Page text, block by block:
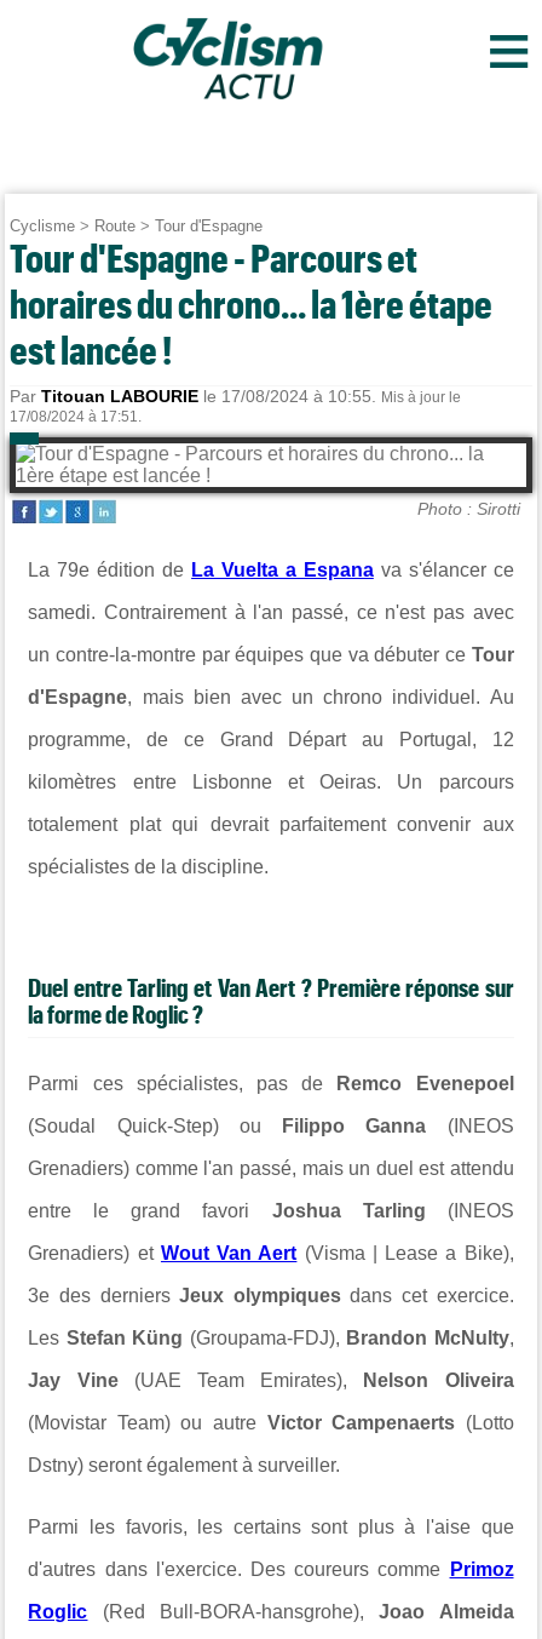
≡
Cyclisme > Route >Tour d'Espagne
Tour d'Espagne - Parcours et
horaires du chrono... la 1ère étape
est lancée !
ParTitouan LABOURIE le 17/08/2024 à 10:55.
Mis à jour le
17/08/2024 à 17:51.
Photo : Sirotti
La 79e édition de La Vuelta a Espanava s'élancer ce
samedi. Contrairement à l'an passé, ce n'est pas avec
un contre-la-montre par équipes que va débuter ce Tour
d'Espagne, mais bien avec un chrono individuel. Au
programme, de ce Grand Départ au Portugal, 12
kilomètres entre Lisbonne et Oeiras. Un parcours
totalement plat qui devrait parfaitement convenir aux
spécialistes de la discipline.
Duel entre Tarling et Van Aert ? Première réponse sur
la forme de Roglic ?
Parmi ces spécialistes, pas de Remco Evenepoel
(Soudal Quick-Step) ou Filippo Ganna (INEOS
Grenadiers) comme l'an passé, mais un duel est attendu
entre le grand favori Joshua Tarling (INEOS
Grenadiers) et Wout Van Aert (Visma | Lease a Bike),
3e des derniersJeux olympiquesdans cet exercice.
Les Stefan Küng (Groupama-FDJ), Brandon McNulty,
Jay Vine (UAE Team Emirates), Nelson Oliveira
(Movistar Team) ou autre Victor Campenaerts (Lotto
Dstny) seront également à surveiller.
Parmi les favoris, les certains sont plus à l'aise que
d'autres dans l'exercice. Des coureurs comme Primoz
Roglic (Red Bull-BORA-hansgrohe),Joao Almeida